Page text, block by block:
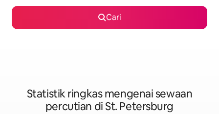
Cari
Statistik ringkas mengenai sewaan
percutian di St. Petersburg